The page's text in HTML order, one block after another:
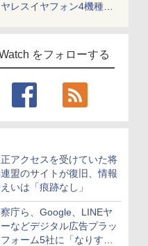
レスイヤフォン4機種を
をフォローする
アクセスを受けていた将
盟のサイトが復旧、情報
いは「痕跡なし」
庁ら、Google、LINEヤ
などデジタル広告プラッ
フォーム5社に「なりすま